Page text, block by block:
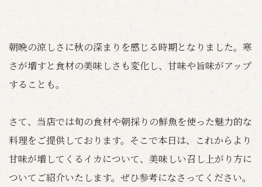
朝晩の涼しさに秋の深まりを感じる時期となりました。寒
さが増すと食材の美味しさも変化し、甘味や旨味がアップ
することも。
さて、当店では旬の食材や朝採りの鮮魚を使った魅力的な
料理をご提供しております。そこで本日は、これからより
甘味が増してくるイカについて、美味しい召し上がり方に
ついてご紹介いたします。ぜひ参考になさってください。